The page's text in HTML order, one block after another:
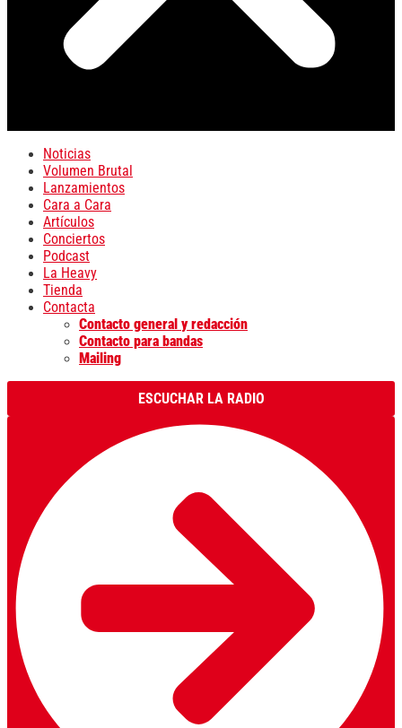
Noticias
Volumen Brutal
Lanzamientos
Cara a Cara
Artículos
Conciertos
Podcast
La Heavy
Tienda
Contacta
Contacto general y redacción
Contacto para bandas
Mailing
ESCUCHAR LA RADIO